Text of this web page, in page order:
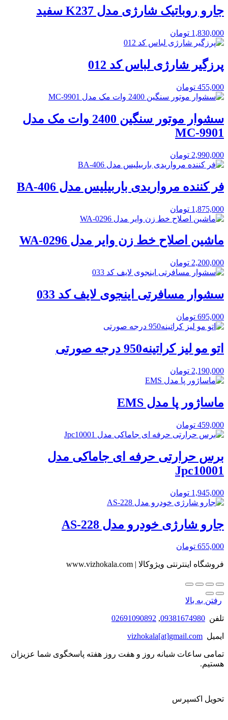
جارو روباتیک شارژی مدل K237 سفید
1,830,000 تومان
پرزگیر شارژی لباس کد 012
455,000 تومان
سشوار موتور سنگین 2400 وات مک مدل
MC-9901
2,990,000 تومان
فر کننده مرواریدی باربیلیس مدل BA-406
1,875,000 تومان
ماشین اصلاح خط زن وایر مدل WA-0296
2,200,000 تومان
سشوار مسافرتی اینجوی لایف کد 033
695,000 تومان
اتو مو لیز کراتینه950 درجه صورتی
2,190,000 تومان
ماساژور پا مدل EMS
459,000 تومان
برس حرارتی حرفه ای جاماکی مدل
Jpc10001
1,945,000 تومان
جارو شارژی خودرو مدل AS-228
655,000 تومان
فروشگاه اینترنتی ویژوکالا | www.vizhokala.com
رفتن به بالا
تلفن 09381674980
,
02691090892
ایمیل vizhokala[at]gmail.com
تمامی ساعات شبانه روز و هفت روز هفته پاسخگوی شما عزیزان
هستیم.
تحویل اکسپرس